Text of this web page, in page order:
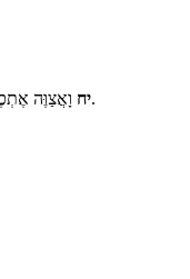
יחוָאֲצַוֶּה אֶתְכֶם, בָּעֵת הַהִוא, אֵת כָּל-הַדְּבָרִים, אֲשֶׁר תַּעֲשׂוּן.